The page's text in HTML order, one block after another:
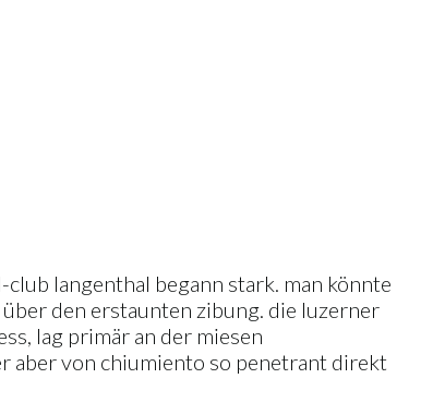
langenthal begann stark. man könnte
den erstaunten zibung. die luzerner
lag primär an der miesen
aber von chiumiento so penetrant direkt